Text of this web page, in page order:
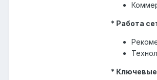
* Работа
* Ключевые